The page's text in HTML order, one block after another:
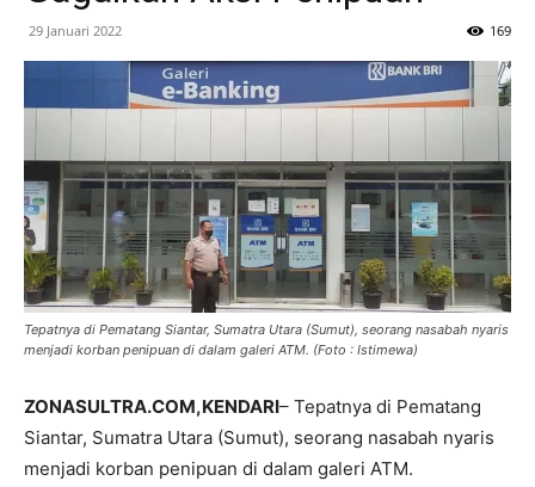
29 Januari 2022 169
Tepatnya di Pematang Siantar, Sumatra Utara (Sumut), seorang nasabah nyaris
menjadi korban penipuan di dalam galeri ATM. (Foto : Istimewa)
ZONASULTRA.COM,KENDARI– Tepatnya di Pematang
Siantar, Sumatra Utara (Sumut), seorang nasabah nyaris
menjadi korban penipuan di dalam galeri ATM.